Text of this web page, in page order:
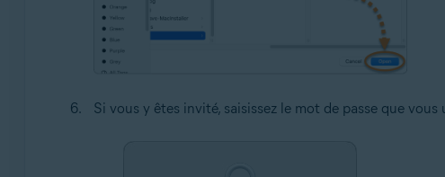
Si vous y êtes invité, saisissez le mot de passe que